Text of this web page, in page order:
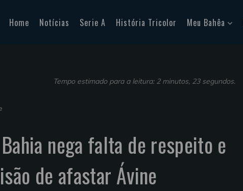
Home Notícias Serie A História Tricolor Meu Bahêa
Tempo estimado para a leitura: 2 minutos, 23 segundos.
nega falta de respeito e
de afastar Ávine